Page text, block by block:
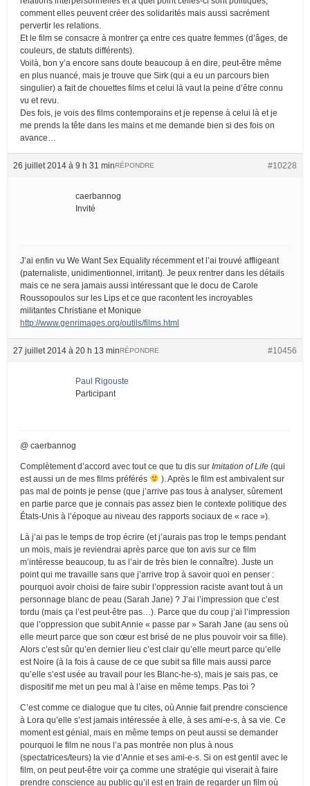
comment elles peuvent créer des solidarités mais aussi sacrément
pervertir les relations.
Et le film se consacre à montrer ça entre ces quatre femmes (d’âges, de
couleurs, de statuts différents).
Voilà, bon y’a encore sans doute beaucoup à en dire, peut-être même
en plus nuancé, mais je trouve que Sirk (qui a eu un parcours bien
singulier) a fait de chouettes films et celui là vaut la peine d’être connu
vu et revu.
Des fois, je vois des films contemporains et je repense à celui là et je
me prends la tête dans les mains et me demande bien si des fois on
avance…
26 juillet 2014 à 9 h 31 min #10228
RÉPONDRE
caerbannog
Invité
J’ai enfin vu We Want Sex Equality récemment et l’ai trouvé affligeant
(paternaliste, unidimentionnel, irritant). Je peux rentrer dans les détails
mais ce ne sera jamais aussi intéressant que le docu de Carole
Roussopoulos sur les Lips et ce que racontent les incroyables
militantes Christiane et Monique
http://www.genrimages.org/outils/films.html
27 juillet 2014 à 20 h 13 min #10456
RÉPONDRE
Paul Rigouste
Participant
@ caerbannog
Complètement d’accord avec tout ce que tu dis sur Imitation of Life (qui
est aussi un de mes films préférés
). Après le film est ambivalent sur
pas mal de points je pense (que j’arrive pas tous à analyser, sûrement
en partie parce que je connais pas assez bien le contexte politique des
États-Unis à l’époque au niveau des rapports sociaux de « race »).
Là j’ai pas le temps de trop écrire (et j’aurais pas trop le temps pendant
un mois, mais je reviendrai après parce que ton avis sur ce film
m’intéresse beaucoup, tu as l’air de très bien le connaître). Juste un
point qui me travaille sans que j’arrive trop à savoir quoi en penser :
pourquoi avoir choisi de faire subir l’oppression raciste avant tout à un
personnage blanc de peau (Sarah Jane) ? J’ai l’impression que c’est
tordu (mais ça l’est peut-être pas…). Parce que du coup j’ai l’impression
que l’oppression que subit Annie « passe par » Sarah Jane (au sens où
elle meurt parce que son cœur est brisé de ne plus pouvoir voir sa fille).
Alors c’est sûr qu’en dernier lieu c’est clair qu’elle meurt parce qu’elle
est Noire (à la fois à cause de ce que subit sa fille mais aussi parce
qu’elle s’est usée au travail pour les Blanc-he-s), mais je sais pas, ce
dispositif me met un peu mal à l’aise en même temps. Pas toi ?
C’est comme ce dialogue que tu cites, où Annie fait prendre conscience
à Lora qu’elle s’est jamais intéressée à elle, à ses ami-e-s, à sa vie. Ce
moment est génial, mais en même temps on peut aussi se demander
pourquoi le film ne nous l’a pas montrée non plus à nous
(spectatrices/teurs) la vie d’Annie et ses ami-e-s. Si on est gentil avec le
film, on peut peut-être voir ça comme une stratégie qui viserait à faire
prendre conscience au public qu’il est en train de regarder un film où